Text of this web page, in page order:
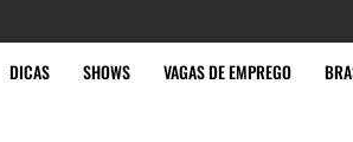
DICAS SHOWS VAGAS DE EMPREGO